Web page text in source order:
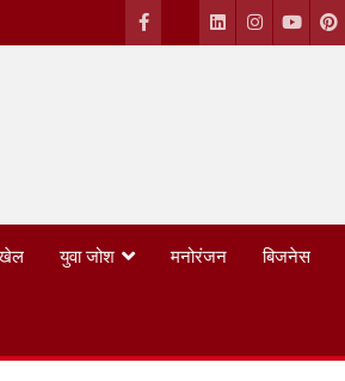
युवा जोश मनोरंजन बिजनेस